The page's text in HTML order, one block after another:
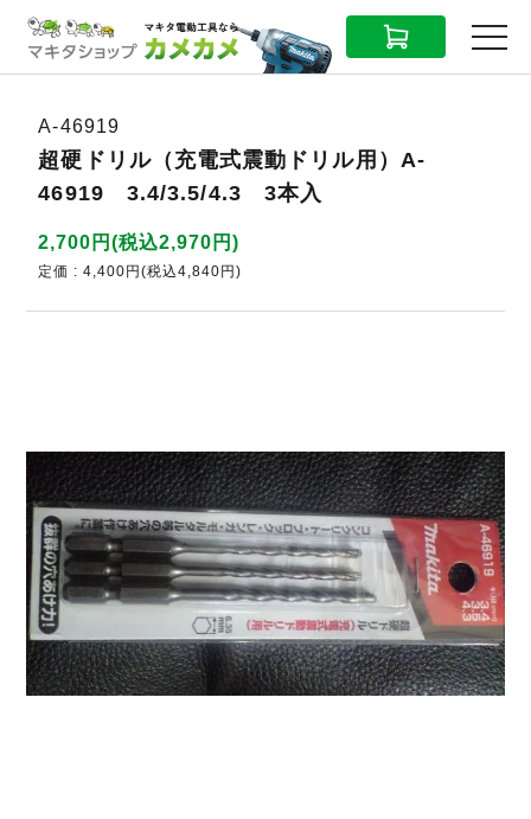
CART MENU
A-46919
超硬ドリル（充電式震動ドリル用）A-
46919 3.4/3.5/4.3 3本入
2,700円(税込2,970円)
定価 : 4,400円(税込4,840円)